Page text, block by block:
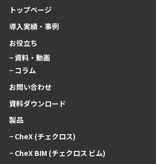
トップページ
導入実績・事例
お役立ち
− 資料・動画
− コラム
お問い合わせ
資料ダウンロード
製品
− CheX (チェクロス)
− CheX BIM (チェクロス ビム)